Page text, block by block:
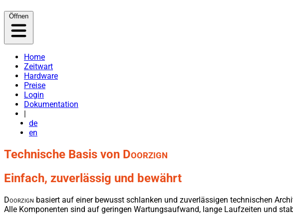
Öffnen
Home
Zeitwart
Hardware
Preise
Login
Dokumentation
|
de
en
Technische Basis von Doorzign
Einfach, zuverlässig und bewährt
Doorzign basiert auf einer bewusst schlanken und zuverlässigen technischen
Alle Komponenten sind auf geringen Wartungsaufwand, lange Laufzeiten und